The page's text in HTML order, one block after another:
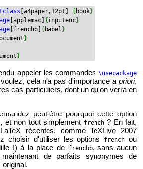
[a4­pa­per,12pt] { book}
[ap­ple­mac] { in­pu­tenc}
[frenchb] { babel }
}
}
ap­pe­ler les com­mandes \use­pa­ckage
cela n'a pas d'im­por­tancea priori,
cas par­ti­cu­liers, dont un qu'on verra en
peut-être pour­quoi cette op­tion
et non tout sim­ple­ment french? En fait,
ré­centes, comme TeX­Live 2007
choi­sir d'uti­li­ser les op­tions
french ou
!) à la place de frenchb, sans aucun
de par­faits sy­no­nymes de
ori­gi­nal.